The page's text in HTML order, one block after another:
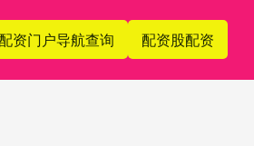
资门户导航查询 配资股配资